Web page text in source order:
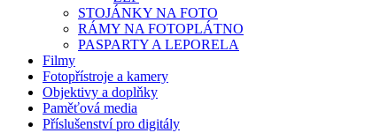
STOJÁNKY NA FOTO
RÁMY NA FOTOPLÁTNO
PASPARTY A LEPORELA
Filmy
Fotopřístroje a kamery
Objektivy a doplňky
Paměťová media
Příslušenství pro digitály